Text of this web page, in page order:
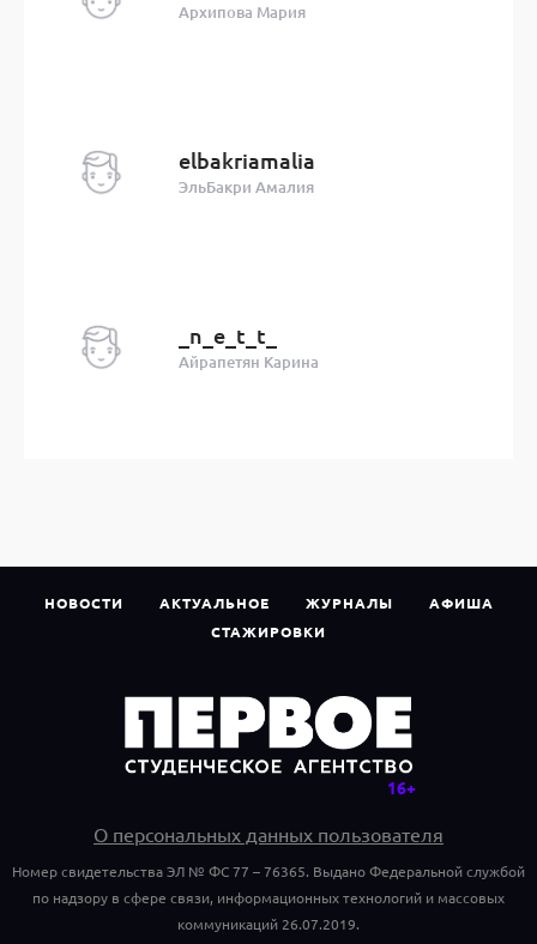
Архипова Мария
elbakriamalia
ЭльБакри Амалия
_n_e_t_t_
Айрапетян Карина
НОВОСТИ АКТУАЛЬНОЕ ЖУРНАЛЫ
АФИША
СТАЖИРОВКИ
О персональных данных пользователя
Номер свидетельства ЭЛ № ФС 77 – 76365. Выдано Федеральной службой
по надзору в сфере связи, информационных технологий и массовых
коммуникаций 26.07.2019.